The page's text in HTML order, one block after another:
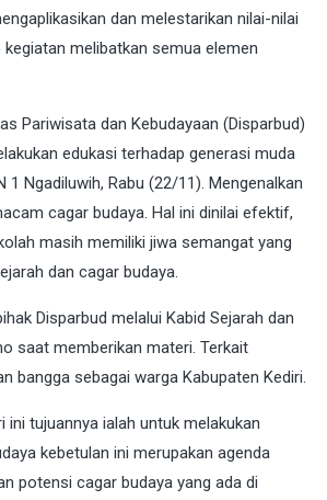
dan melestarikan nilai-nilai
melibatkan semua elemen
Pariwisata dan Kebudayaan (Disparbud)
edukasi terhadap generasi muda
1 Ngadiluwih, Rabu (22/11). Mengenalkan
cagar budaya. Hal ini dinilai efektif,
masih memiliki jiwa semangat yang
dan cagar budaya.
Disparbud melalui Kabid Sejarah dan
saat memberikan materi. Terkait
bangga sebagai warga Kabupaten Kediri.
ini tujuannya ialah untuk melakukan
kebetulan ini merupakan agenda
potensi cagar budaya yang ada di